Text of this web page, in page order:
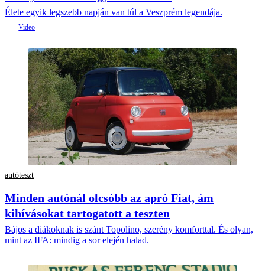
Élete egyik legszebb napján van túl a Veszprém legendája.
autóteszt
Minden autónál olcsóbb az apró Fiat, ám
kihívásokat tartogatott a teszten
Bájos a diákoknak is szánt Topolino, szerény komforttal. És olyan,
mint az IFA: mindig a sor elején halad.